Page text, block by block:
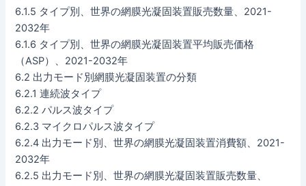
6.1.5 タイプ別、世界の網膜光凝固装置販売数量、2021-
2032年
6.1.6 タイプ別、世界の網膜光凝固装置平均販売価格
（ASP）、2021-2032年
6.2 出力モード別網膜光凝固装置の分類
6.2.1 連続波タイプ
6.2.2 パルス波タイプ
6.2.3 マイクロパルス波タイプ
6.2.4 出力モード別、世界の網膜光凝固装置消費額、2021-
2032年
6.2.5 出力モード別、世界の網膜光凝固装置販売数量、